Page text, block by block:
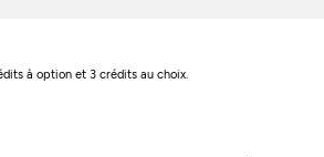
à option et 3 crédits au choix.